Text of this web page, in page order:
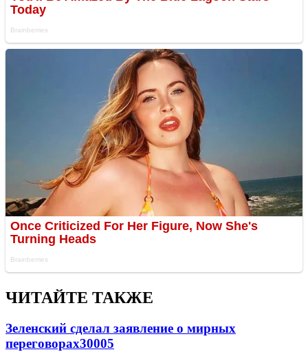
ЧИТАЙТЕ ТАКЖЕ
Зеленский сделал заявление о мирных
переговорах30005